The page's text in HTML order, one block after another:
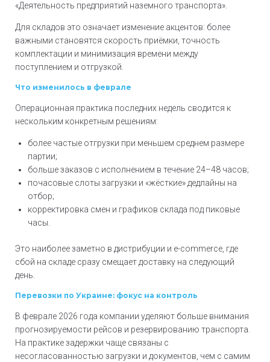
«Деятельность предприятий наземного транспорта».
Для складов это означает изменение акцентов: более
важными становятся скорость приёмки, точность
комплектации и минимизация времени между
поступлением и отгрузкой.
Что изменилось в феврале
Операционная практика последних недель сводится к
нескольким конкретным решениям:
более частые отгрузки при меньшем среднем размере
партии;
больше заказов с исполнением в течение 24–48 часов;
почасовые слоты загрузки и «жёсткие» дедлайны на
отбор;
корректировка смен и графиков склада под пиковые
часы.
Это наиболее заметно в дистрибуции и e-commerce, где
сбой на складе сразу смещает доставку на следующий
день.
Перевозки по Украине: фокус на контроль
В феврале 2026 года компании уделяют больше внимания
прогнозируемости рейсов и резервированию транспорта.
На практике задержки чаще связаны с
несогласованностью загрузки и документов, чем с самим